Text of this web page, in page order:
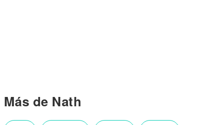
Más de Nath